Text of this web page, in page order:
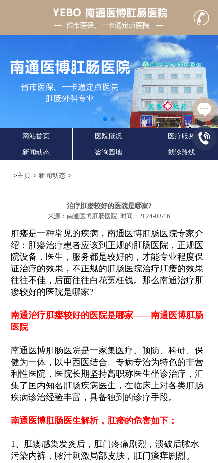
网站首页 医院概况 医疗服务
新闻动态 咨询园地 就诊路线
>主页 > 新闻动态 >
治疗肛瘘较好的医院是哪家?
来源：南通医博肛肠医院 时间： 2024-03-16
肛瘘是一种常见的疾病，南通医博肛肠医院专家介
绍：肛瘘治疗患者应该到正规的肛肠医院，正规医
院设备，医生，服务都是较好的，才能专业程度保
证治疗的效果，不正规的肛肠医院治疗肛瘘的效果
往往不佳，后面往往白花冤枉钱。那么南通治疗肛
瘘较好的医院是哪家?
南通治疗肛瘘较好的医院是哪家——南通 医博肛肠
医院
南通医博肛肠医院是一家集医疗、预防、科研、保
健为一体，以中西医结合、专病专治为特色的非营
利性医院，医院长期坚持高职称医生坐诊治疗，汇
集了国内知名肛肠疾病医生，在临床上对各类肛肠
疾病诊治经验丰富，具备独到的诊疗手段。
南通 医博肛肠医生解析，肛瘘的危害如下：
1、肛瘘感染发炎后，肛门疼痛剧烈，溃破后脓水
污染内裤，脓汁刺激局部皮肤，肛门瘙痒剧烈。